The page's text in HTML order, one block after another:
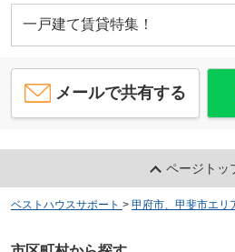
一戸建て賃貸特集！
メールで共有する
ページトッ
ベストハウスサポート > 甲府市、甲斐市エリ